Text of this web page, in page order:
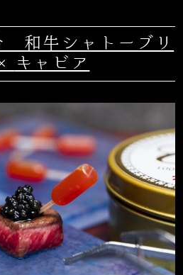
和牛シャトーブリ
キャビア